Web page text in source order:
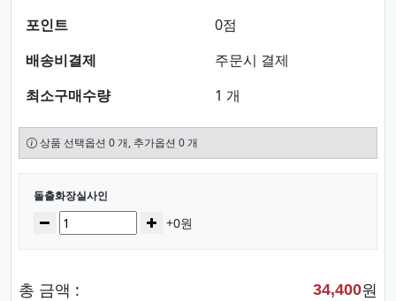
포인트
0점
배송비결제
주문시 결제
최소구매수량
1 개
상품 선택옵션 0 개, 추가옵션 0 개
선택된 옵션
돌출화장실사인
수량감소 증가+0원
총 금액 : 34,400원